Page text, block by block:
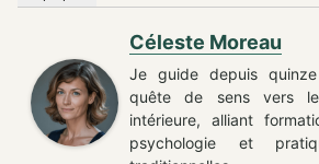
Céleste Moreau
Je guide depuis
quête de sens vers
intérieure, alliant
psychologie et